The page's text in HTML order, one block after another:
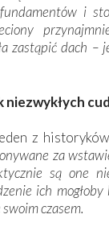
i
zastąpić dach –
niezwykłych
z
za
są one
ich
czasem.